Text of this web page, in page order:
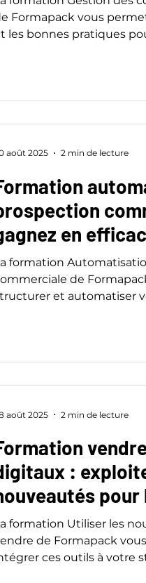
Formapack vous
les bonnes pratiques
en
formation
de
et automatiser
août 2025 2 min de lecture
:
formation Utiliser les
de Formapack
ces outils à votre
août 2025 2 min de lecture